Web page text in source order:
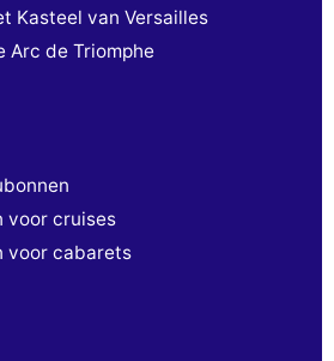
Kasteel van Versailles
Arc de Triomphe
voor cruises
voor cabarets